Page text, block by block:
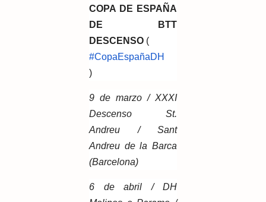
COPA DE ESPAÑA
DE BTT
DESCENSO (
#CopaEspañaDH
)
9 de marzo / XXXI
Descenso St.
Andreu / Sant
Andreu de la Barca
(Barcelona)
6 de abril / DH